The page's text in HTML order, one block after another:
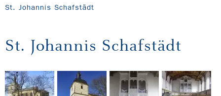
St. Johannis Schafstädt
St. Johannis Schafstädt